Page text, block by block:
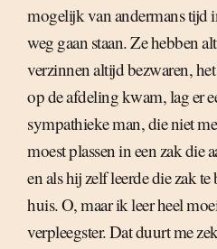
mogelijk van andermans tijd
weg gaan staan. Ze hebben
verzinnen altijd bezwaren,
op de afdeling kwam, lag er
sympathieke man, die niet
moest plassen in een zak die
en als hij zelf leerde die zak
huis. O, maar ik leer heel
verpleegster. Dat duurt me